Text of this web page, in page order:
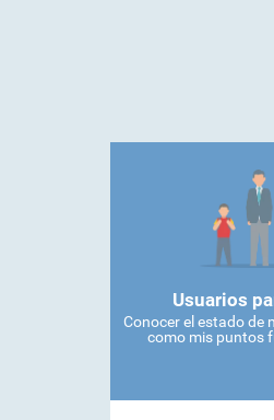
Usuarios
Conocer el estado de
como mis puntos